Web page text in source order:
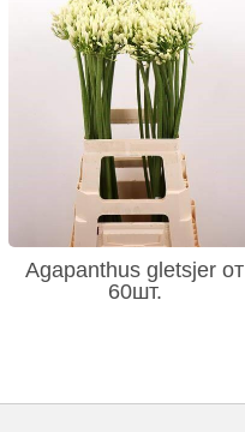
Agapanthus gletsjer от
60шт.